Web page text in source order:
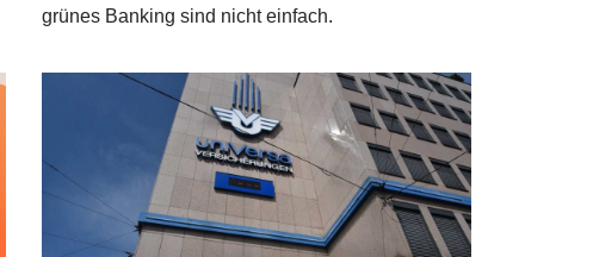
grünes Banking sind nicht einfach.